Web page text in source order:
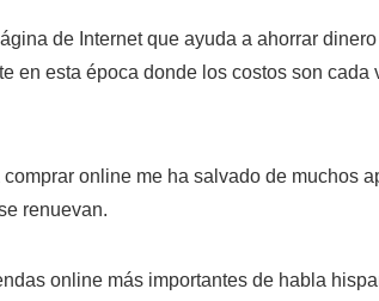
de Internet que ayuda a ahorrar
en esta época donde los costos son
online me ha salvado de muchos
renuevan.
online más importantes de habla